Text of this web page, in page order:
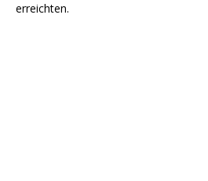
erreichten.